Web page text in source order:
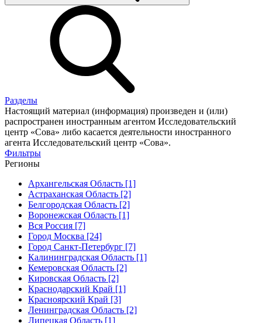
Разделы
Настоящий материал (информация) произведен и (или)
распространен иностранным агентом Исследовательский
центр «Сова» либо касается деятельности иностранного
агента Исследовательский центр «Сова».
Фильтры
Регионы
Архангельская Область [1]
Астраханская Область [2]
Белгородская Область [2]
Воронежская Область [1]
Вся Россия [7]
Город Москва [24]
Город Санкт-Петербург [7]
Калининградская Область [1]
Кемеровская Область [2]
Кировская Область [2]
Краснодарский Край [1]
Красноярский Край [3]
Ленинградская Область [2]
Липецкая Область [1]